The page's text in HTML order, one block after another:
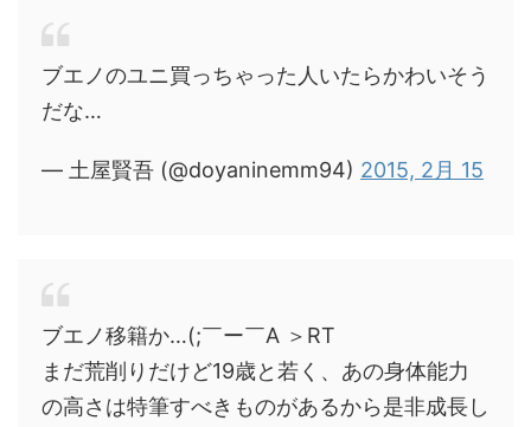
ブエノのユニ買っちゃった人いたらかわいそう
だな…
— 土屋賢吾 (@doyaninemm94) 2015, 2月 15
ブエノ移籍か…(;￣ー￣A ＞RT
まだ荒削りだけど19歳と若く、あの身体能力
の高さは特筆すべきものがあるから是非成長し